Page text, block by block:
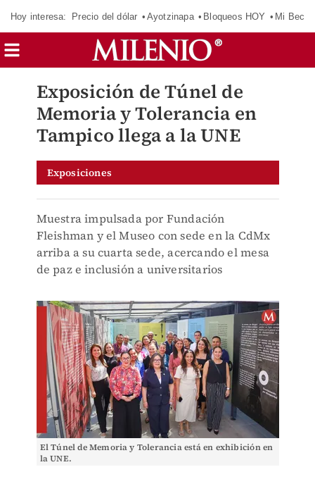
Hoy interesa: Precio del dólar Ayotzinapa Bloqueos HOY Mi Beca
Exposición de Túnel de
Memoria y Tolerancia en
Tampico llega a la UNE
Exposiciones
Muestra impulsada por Fundación
Fleishman y el Museo con sede en la CdMx
arriba a su cuarta sede, acercando el mesa
de paz e inclusión a universitarios
El Túnel de Memoria y Tolerancia está en exhibición en
la UNE.